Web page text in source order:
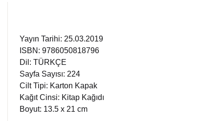
Yayın Tarihi: 25.03.2019
ISBN: 9786050818796
Dil: TÜRKÇE
Sayfa Sayısı: 224
Cilt Tipi: Karton Kapak
Kağıt Cinsi: Kitap Kağıdı
Boyut: 13.5 x 21 cm